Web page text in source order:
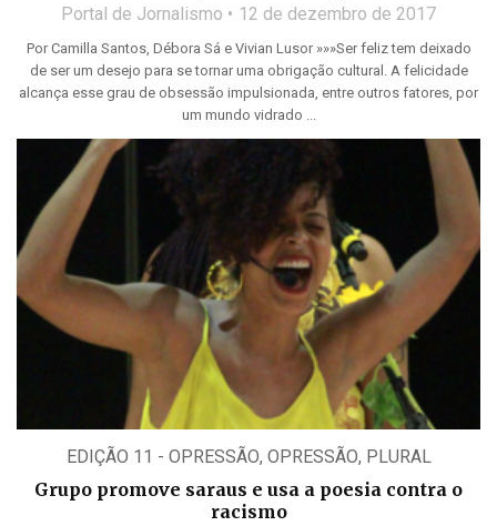
Portal de Jornalismo 12 de dezembro de 2017
Por Camilla Santos, Débora Sá e Vivian Lusor »»»Ser feliz tem deixado
de ser um desejo para se tornar uma obrigação cultural. A felicidade
alcança esse grau de obsessão impulsionada, entre outros fatores, por
um mundo vidrado ...
EDIÇÃO 11 - OPRESSÃO, OPRESSÃO, PLURAL
Grupo promove saraus e usa a poesia contra o
racismo